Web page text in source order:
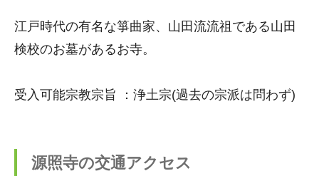
江戸時代の有名な箏曲家、山田流流祖である山田
検校のお墓があるお寺。
受入可能宗教宗旨 ：浄土宗(過去の宗派は問わず)
源照寺の交通アクセス